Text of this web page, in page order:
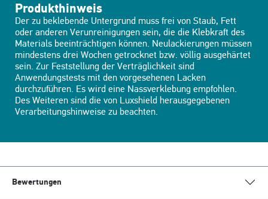
Produkthinweis
Der zu beklebende Untergrund muss frei von Staub, Fett
oder anderen Verunreinigungen sein, die die Klebkraft des
Materials beeinträchtigen können. Neulackierungen müssen
mindestens drei Wochen getrocknet bzw. völlig ausgehärtet
sein. Zur Feststellung der Verträglichkeit sind
Anwendungstests mit den vorgesehenen Lacken
durchzuführen. Es wird eine Nassverklebung empfohlen.
Des Weiteren sind die von Luxshield herausgegebenen
Verarbeitungshinweise zu beachten.
Bewertungen